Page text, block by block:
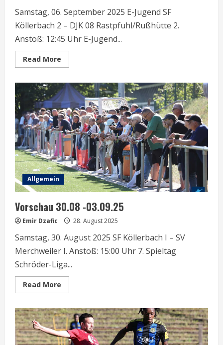
Samstag, 06. September 2025 E-Jugend SF
Köllerbach 2 – DJK 08 Rastpfuhl/Rußhütte 2.
Anstoß: 12:45 Uhr E-Jugend...
Read More
more
06.09.
–
bis
07.09.25
Allgemein
Vorschau 30.08 -03.09.25
Emir Dzafic 28. August 2025
Samstag, 30. August 2025 SF Köllerbach I – SV
Merchweiler I. Anstoß: 15:00 Uhr 7. Spieltag
Schröder-Liga...
Read More
more
30.08
-03.09.25